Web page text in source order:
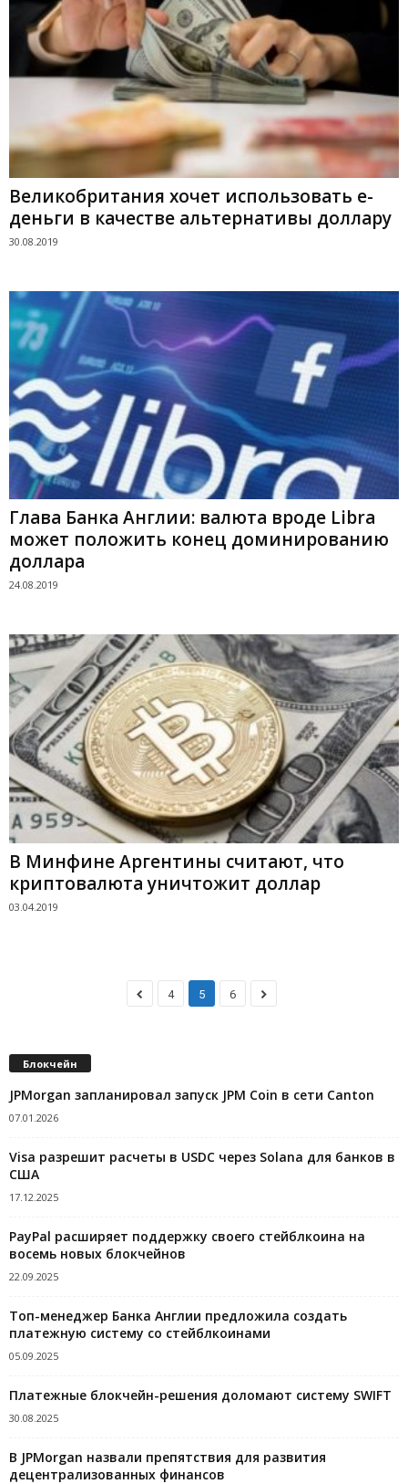
Великобритания хочет использовать е-
деньги в качестве альтернативы доллару
30.08.2019
Глава Банка Англии: валюта вроде Libra
может положить конец доминированию
доллара
24.08.2019
В Минфине Аргентины считают, что
криптовалюта уничтожит доллар
03.04.2019
4 5 6
Блокчейн
JPMorgan запланировал запуск JPM Coin в сети Canton
07.01.2026
Visa разрешит расчеты в USDC через Solana для банков в
США
17.12.2025
PayPal расширяет поддержку своего стейблкоина на
восемь новых блокчейнов
22.09.2025
Топ-менеджер Банка Англии предложила создать
платежную систему со стейблкоинами
05.09.2025
Платежные блокчейн-решения доломают систему SWIFT
30.08.2025
В JPMorgan назвали препятствия для развития
децентрализованных финансов